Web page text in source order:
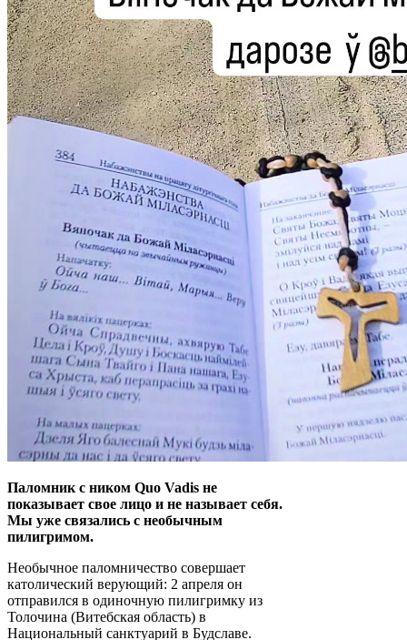
Паломник с ником Quo Vadis не
показывает свое лицо и не называет себя.
Мы уже связались с необычным
пилигримом.
Необычное паломничество совершает
католический верующий: 2 апреля он
отправился в одиночную пилигримку из
Толочина (Витебская область) в
Национальный санктуарий в Будславе.